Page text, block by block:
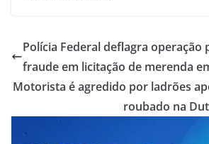
Polícia Federal deflagra operação
fraude em licitação de merenda
Motorista é agredido por ladrões
roubado na